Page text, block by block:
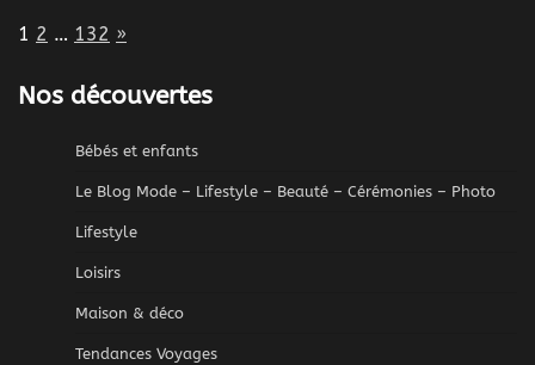
Page:
1 2 … 132 Next
»
Nos découvertes
Bébés et enfants
Le Blog Mode – Lifestyle – Beauté – Cérémonies – Photo
Lifestyle
Loisirs
Maison & déco
Tendances Voyages